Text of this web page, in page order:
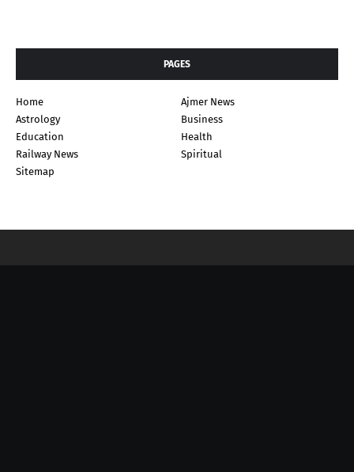
PAGES
Home
Ajmer News
Astrology
Business
Education
Health
Railway News
Spiritual
Sitemap